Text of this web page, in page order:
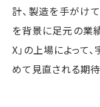
計、製造を手がけ
を背景に足元の業
X」の上場によって
めて見直される期待